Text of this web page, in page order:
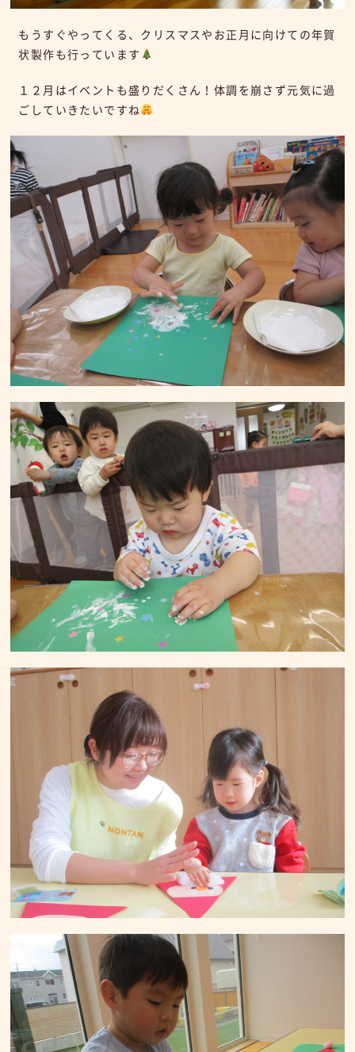
もうすぐやってくる、クリスマスやお正月に向けての年賀
状製作も行っています
１２月はイベントも盛りだくさん！体調を崩さず元気に過
ごしていきたいですね